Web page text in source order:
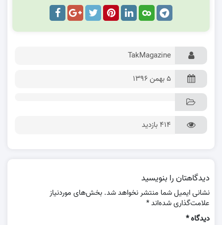
TakMagazine
۵ بهمن ۱۳۹۶
414 بازدید
دیدگاهتان را بنویسید
نشانی ایمیل شما منتشر نخواهد شد. بخش‌های موردنیاز
علامت‌گذاری شده‌اند*
دیدگاه*